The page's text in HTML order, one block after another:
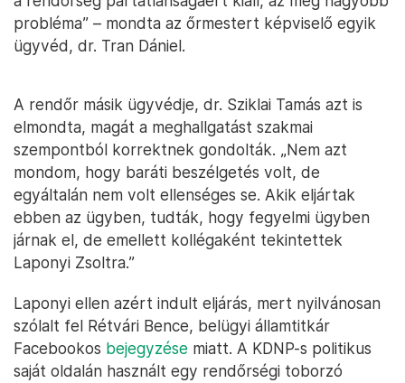
probléma” – mondta az őrmestert képviselő egyik
ügyvéd, dr. Tran Dániel.
A rendőr másik ügyvédje, dr. Sziklai Tamás azt is
elmondta, magát a meghallgatást szakmai
szempontból korrektnek gondolták. „Nem azt
mondom, hogy baráti beszélgetés volt, de
egyáltalán nem volt ellenséges se. Akik eljártak
ebben az ügyben, tudták, hogy fegyelmi ügyben
járnak el, de emellett kollégaként tekintettek
Laponyi Zsoltra.”
Laponyi ellen azért indult eljárás, mert nyilvánosan
szólalt fel Rétvári Bence, belügyi államtitkár
Facebookos bejegyzése miatt. A KDNP-s politikus
saját oldalán használt egy rendőrségi toborzó